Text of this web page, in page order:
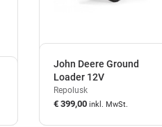
John Deere Ground
Loader 12V
Repolusk
€ 399,00 inkl. MwSt.